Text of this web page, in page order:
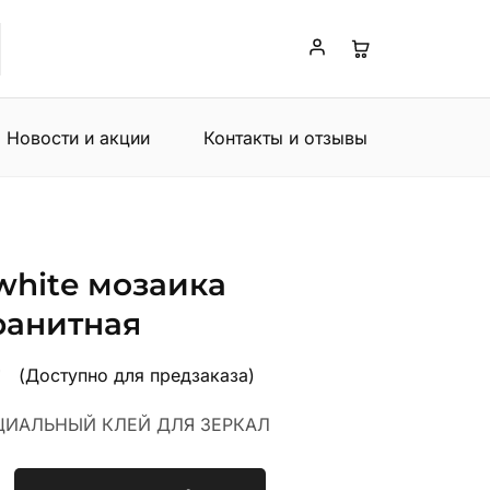
Новости и акции Контакты и отзывы
мозаика
(Доступно для предзаказа)
КЛЕЙ ДЛЯ ЗЕРКАЛ